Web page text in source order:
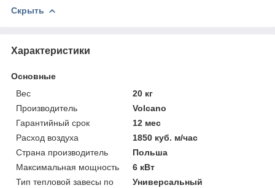
Скрыть
Характеристики
Основные
Вес
20 кг
Производитель
Volcano
Гарантийный срок
12 мес
Расход воздуха
1850 куб. м/час
Страна производитель
Польша
Максимальная мощность
6 кВт
Тип тепловой завесы по
Универсальный